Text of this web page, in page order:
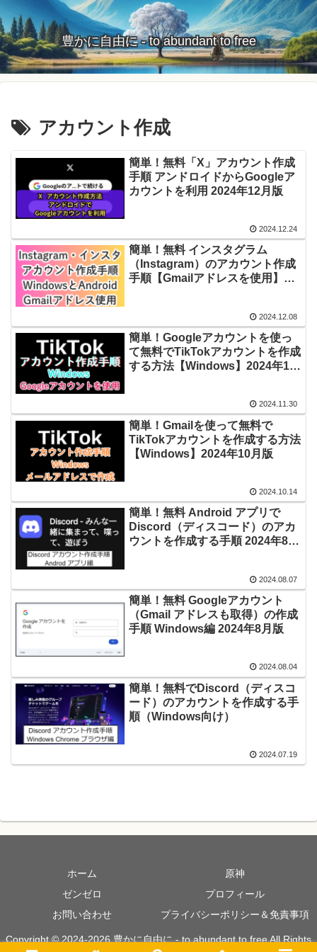
豊かに自由に - to abundant to free
アカウント作成
簡単！無料「X」アカウント作成
手順 アンドロイドからGoogleア
カウントを利用 2024年12月版
2024.12.24
簡単！無料 インスタグラム
（Instagram）のアカウント作成
手順【Gmailアドレスを使用】
2024.12.08
簡単！Googleアカウントを使っ
て無料でTikTokアカウントを作成
する方法【Windows】2024年11
2024.11.30
簡単！Gmailを使って無料で
TikTokアカウントを作成する方法
【Windows】2024年10月版
2024.10.14
簡単！無料 Android アプリで
Discord（ディスコード）のアカ
ウントを作成する手順 2024年8月
2024.08.07
簡単！無料 Googleアカウント
（Gmail アドレスも取得）の作成
手順 Windows編 2024年8月版
2024.08.04
簡単！無料でDiscord（ディスコ
ード）のアカウントを作成する手
順（Windows向け）
2024.07.19
ホーム
原神
ゼンゼロ
プロフィール
お問い合わせ
プライバシーポリシー＆免責事項
Copyright © 2024-2026 豊かに自由に - to abundant to free All Rights